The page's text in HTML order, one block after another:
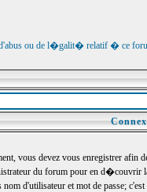
ou de l�galit� relatif � ce
vous devez vous enregistrer
du forum pour en
d'utilisateur et mot de passe;